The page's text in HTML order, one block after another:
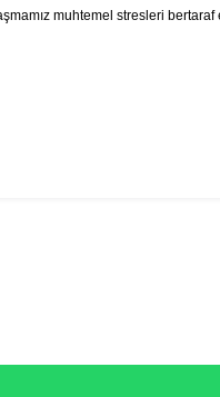
muhtemel stresleri